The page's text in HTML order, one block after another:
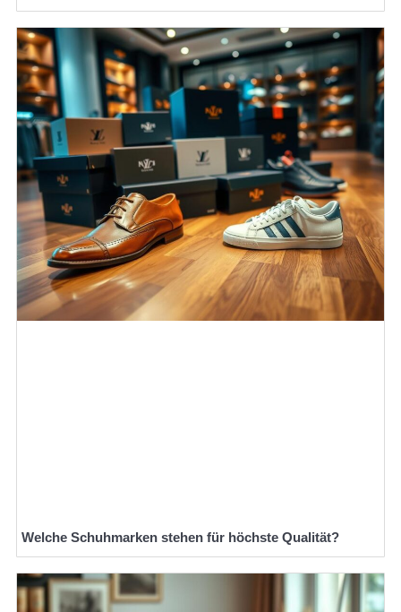
Welche Schuhmarken stehen für höchste Qualität?